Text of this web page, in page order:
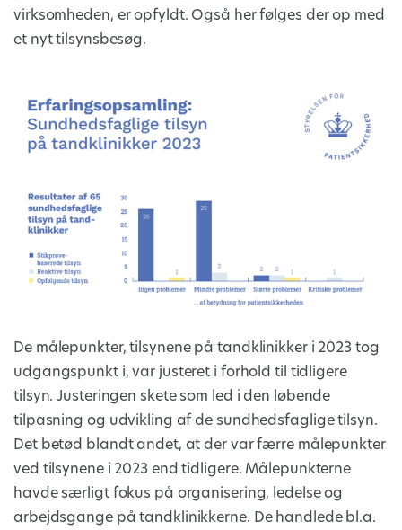
virksomheden, er opfyldt. Også her følges der op med
et nyt tilsynsbesøg.
De målepunkter, tilsynene på tandklinikker i 2023 tog
udgangspunkt i, var justeret i forhold til tidligere
tilsyn. Justeringen skete som led i den løbende
tilpasning og udvikling af de sundhedsfaglige tilsyn.
Det betød blandt andet, at der var færre målepunkter
ved tilsynene i 2023 end tidligere. Målepunkterne
havde særligt fokus på organisering, ledelse og
arbejdsgange på tandklinikkerne. De handlede bl.a.